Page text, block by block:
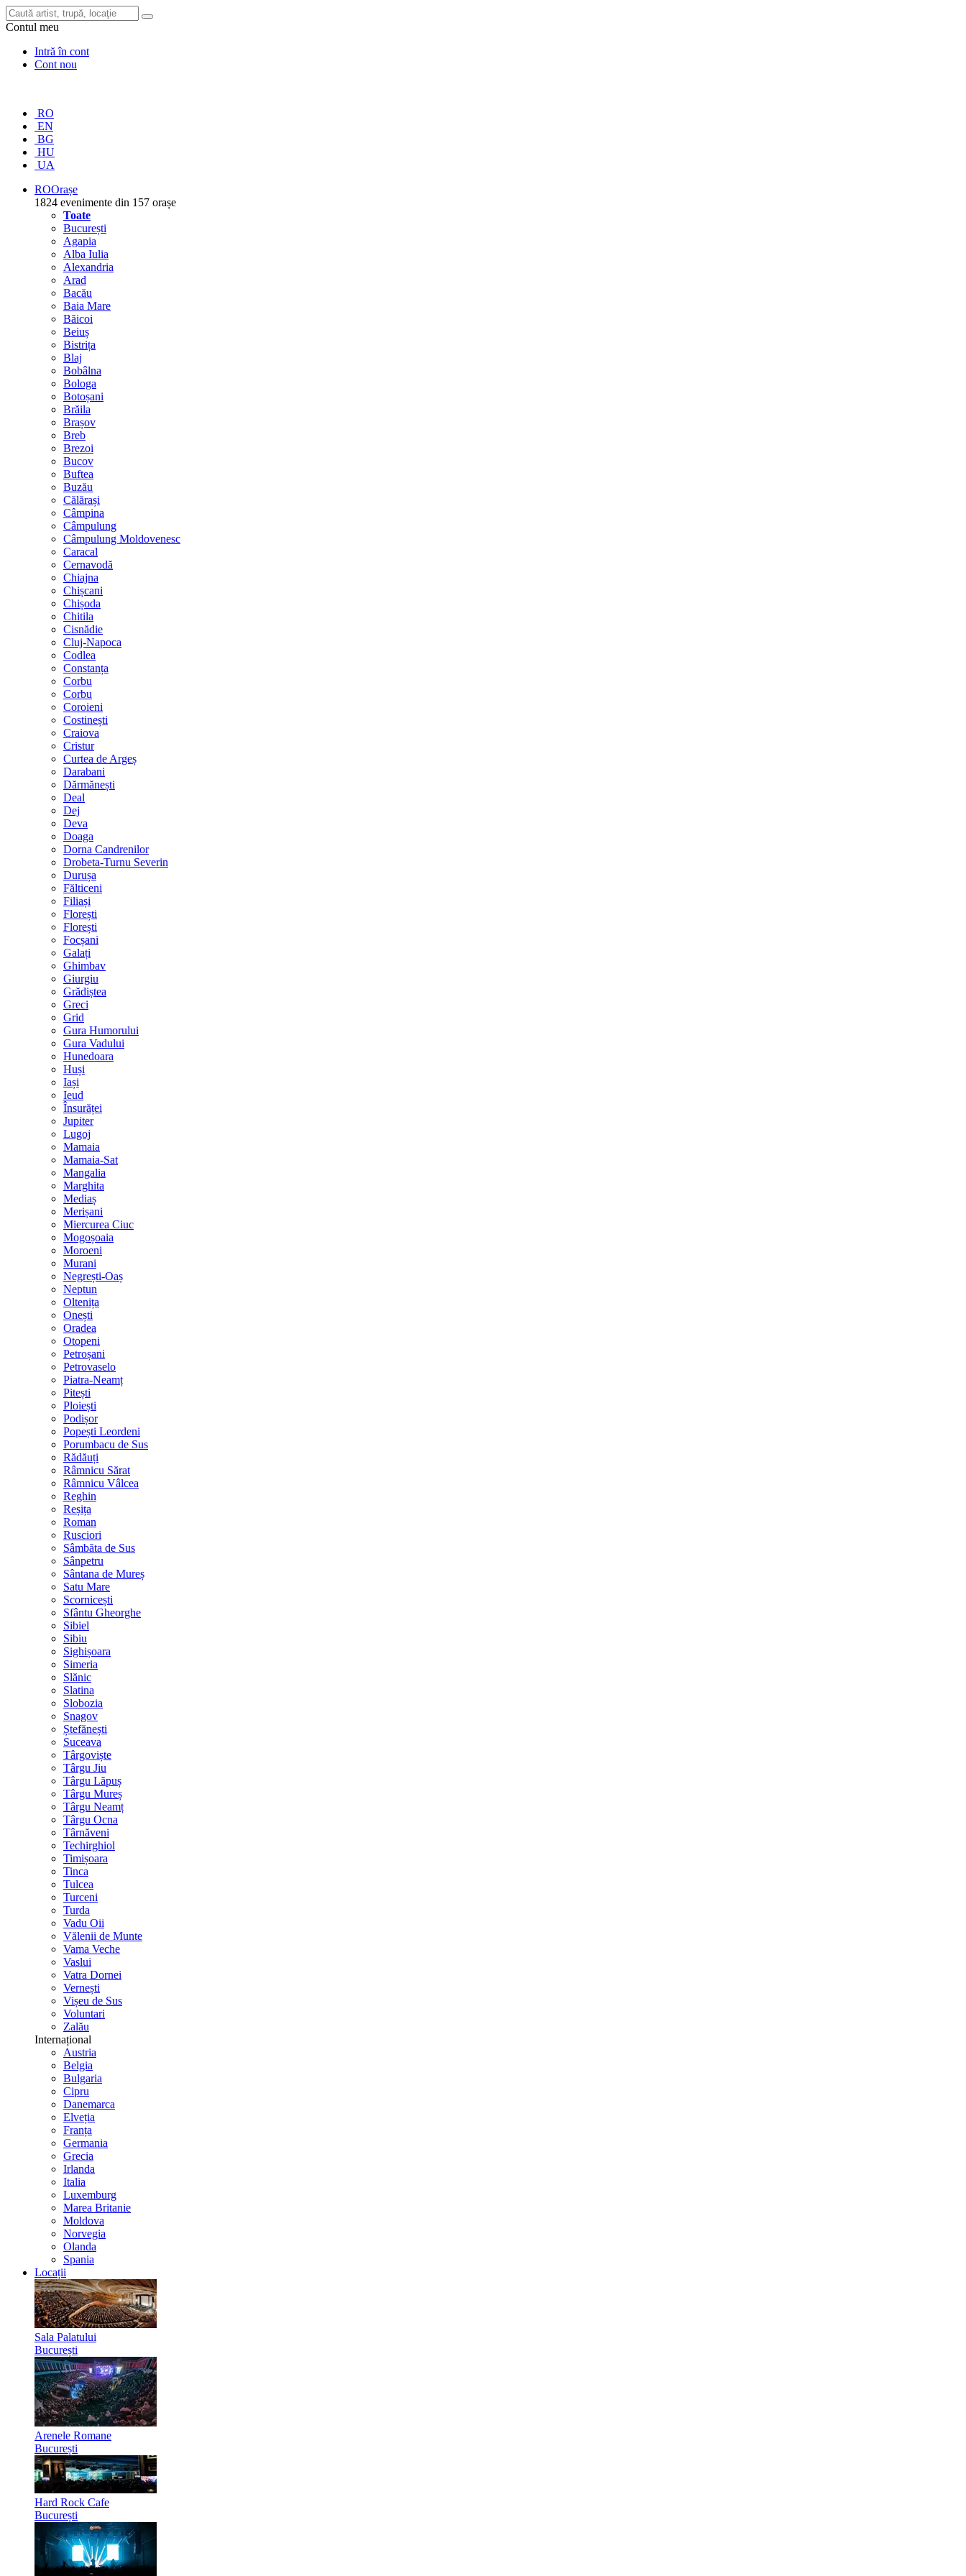
Contul meu
Intră în cont
Cont nou
RO
EN
BG
HU
UA
ROOrașe
1824 evenimente din 157 orașe
Toate
București
Agapia
Alba Iulia
Alexandria
Arad
Bacău
Baia Mare
Băicoi
Beiuș
Bistrița
Blaj
Bobâlna
Bologa
Botoșani
Brăila
Brașov
Breb
Brezoi
Bucov
Buftea
Buzău
Călărași
Câmpina
Câmpulung
Câmpulung Moldovenesc
Caracal
Cernavodă
Chiajna
Chișcani
Chișoda
Chitila
Cisnădie
Cluj-Napoca
Codlea
Constanța
Corbu
Corbu
Coroieni
Costinești
Craiova
Cristur
Curtea de Argeș
Darabani
Dărmănești
Deal
Dej
Deva
Doaga
Dorna Candrenilor
Drobeta-Turnu Severin
Durușa
Fălticeni
Filiași
Florești
Florești
Focșani
Galați
Ghimbav
Giurgiu
Grădiștea
Greci
Grid
Gura Humorului
Gura Vadului
Hunedoara
Huși
Iași
Ieud
Însurăței
Jupiter
Lugoj
Mamaia
Mamaia-Sat
Mangalia
Marghita
Mediaș
Merișani
Miercurea Ciuc
Mogoșoaia
Moroeni
Murani
Negrești-Oaș
Neptun
Oltenița
Onești
Oradea
Otopeni
Petroșani
Petrovaselo
Piatra-Neamț
Pitești
Ploiești
Podișor
Popești Leordeni
Porumbacu de Sus
Rădăuți
Râmnicu Sărat
Râmnicu Vâlcea
Reghin
Reșița
Roman
Rusciori
Sâmbăta de Sus
Sânpetru
Sântana de Mureș
Satu Mare
Scornicești
Sfântu Gheorghe
Sibiel
Sibiu
Sighișoara
Simeria
Slănic
Slatina
Slobozia
Snagov
Ștefănești
Suceava
Târgoviște
Târgu Jiu
Târgu Lăpuș
Târgu Mureș
Târgu Neamț
Târgu Ocna
Târnăveni
Techirghiol
Timișoara
Tinca
Tulcea
Turceni
Turda
Vadu Oii
Vălenii de Munte
Vama Veche
Vaslui
Vatra Dornei
Vernești
Vișeu de Sus
Voluntari
Zalău
Internațional
Austria
Belgia
Bulgaria
Cipru
Danemarca
Elveția
Franța
Germania
Grecia
Irlanda
Italia
Luxemburg
Marea Britanie
Moldova
Norvegia
Olanda
Spania
Locații
Sala Palatului
București
Arenele Romane
București
Hard Rock Cafe
București